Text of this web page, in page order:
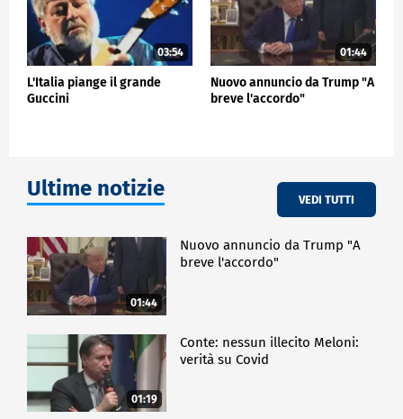
03:54
L'Italia piange il grande
Guccini
01:44
Nuovo annuncio da Trump "A
breve l'accordo"
Ultime notizie VEDI TUTTI
01:44
Nuovo annuncio da Trump "A
breve l'accordo"
01:19
Conte: nessun illecito Meloni:
verità su Covid